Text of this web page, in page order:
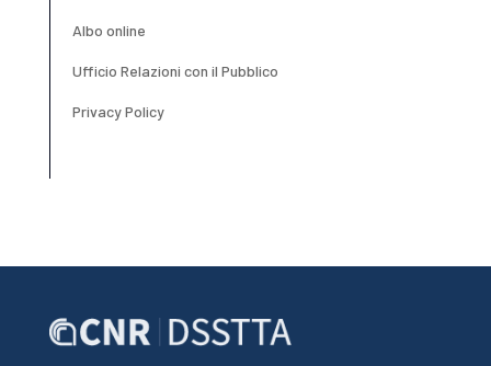
Albo online
Ufficio Relazioni con il Pubblico
Privacy Policy